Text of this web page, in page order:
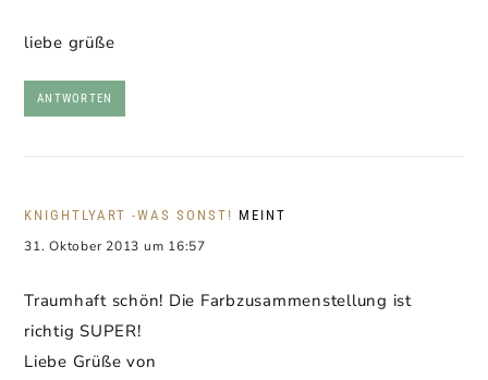
liebe grüße
ANTWORTEN
KNIGHTLYART -WAS SONST! MEINT
31. Oktober 2013 um 16:57
Traumhaft schön! Die Farbzusammenstellung ist
richtig SUPER!
Liebe Grüße von